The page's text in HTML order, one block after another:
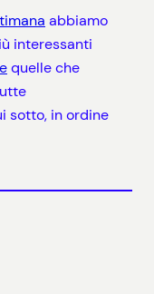
abbiamo
interessanti
quelle che
sotto, in ordine